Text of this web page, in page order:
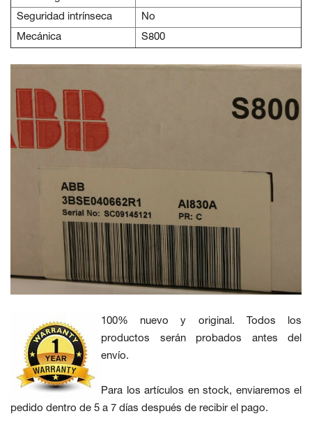
Seguridad intrínseca
No
Mecánica S800
100% nuevo y original. Todos los
productos serán probados antes del
envío.
Para los artículos en stock, enviaremos el
pedido dentro de 5 a 7 días después de recibir el pago.